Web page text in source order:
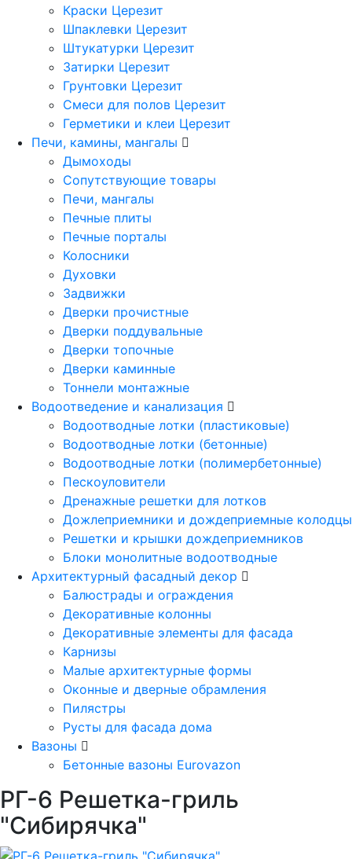
Краски Церезит
Шпаклевки Церезит
Штукатурки Церезит
Затирки Церезит
Грунтовки Церезит
Смеси для полов Церезит
Герметики и клеи Церезит
Печи, камины, мангалы
Дымоходы
Сопутствующие товары
Печи, мангалы
Печные плиты
Печные порталы
Колосники
Духовки
Задвижки
Дверки прочистные
Дверки поддувальные
Дверки топочные
Дверки каминные
Тоннели монтажные
Водоотведение и канализация
Водоотводные лотки (пластиковые)
Водоотводные лотки (бетонные)
Водоотводные лотки (полимербетонные)
Пескоуловители
Дренажные решетки для лотков
Дожлеприемники и дождеприемные колодцы
Решетки и крышки дождеприемников
Блоки монолитные водоотводные
Архитектурный фасадный декор
Балюстрады и ограждения
Декоративные колонны
Декоративные элементы для фасада
Карнизы
Малые архитектурные формы
Оконные и дверные обрамления
Пилястры
Русты для фасада дома
Вазоны
Бетонные вазоны Eurovazon
РГ-6 Решетка-гриль
"Сибирячка"